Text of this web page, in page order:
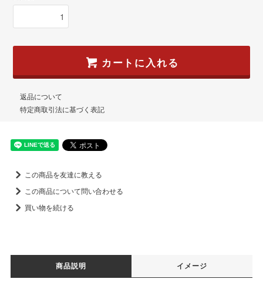
カートに入れる
返品について
特定商取引法に基づく表記
この商品を友達に教える
この商品について問い合わせる
買い物を続ける
商品説明 イメージ